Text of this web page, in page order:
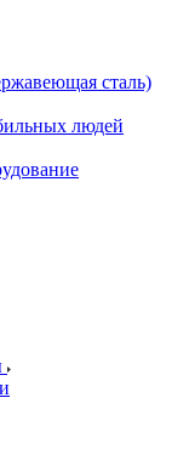
сталь)
людей